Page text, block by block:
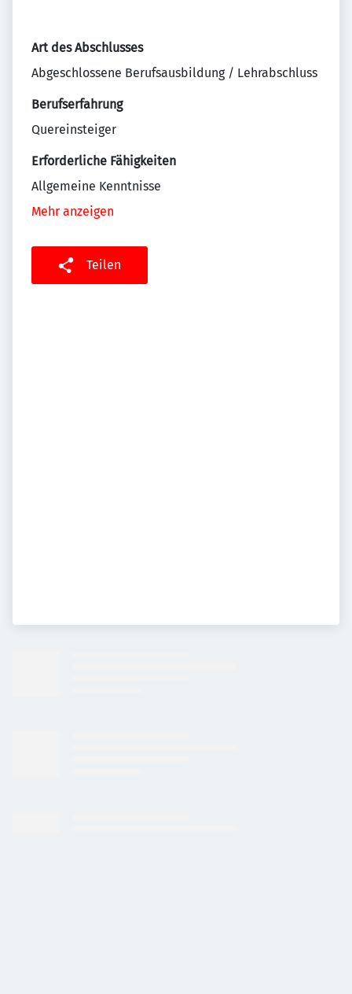
Art des Abschlusses
Abgeschlossene Berufsausbildung / Lehrabschluss
Berufserfahrung
Quereinsteiger
Erforderliche Fähigkeiten
Allgemeine Kenntnisse
Mehr anzeigen
Teilen